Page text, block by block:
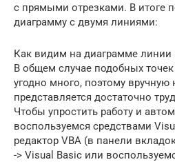
с прямыми отрезками. В итоге
диаграмму с двумя линиями:
Как видим на диаграмме линии
В общем случае подобных
угодно много, поэтому
представляется достаточно
Чтобы упростить работу и
воспользуемся средствами
редактор VBA (в панели
-> Visual Basic или